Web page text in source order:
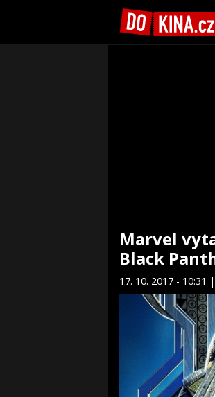
Marvel
Black
17. 10. 2017 - 10:31 |